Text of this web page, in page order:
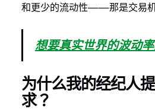
和更少的流动性——那是交易机
想要真实世界的波动
为什么我的经纪人
求？